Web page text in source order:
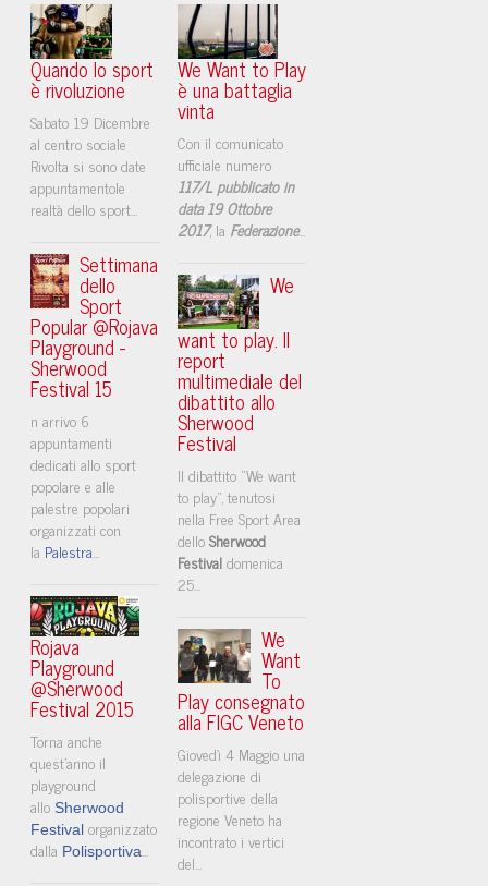
Quando lo sport
è rivoluzione
Sabato 19 Dicembre
al centro sociale
Rivolta si sono date
appuntamentole
realtà dello sport...
Settimana
dello
Sport
Popular @Rojava
Playground -
Sherwood
Festival 15
n arrivo 6
appuntamenti
dedicati allo sport
popolare e alle
palestre popolari
organizzati con
la Palestra
Rojava
Playground
@Sherwood
Festival 2015
Torna anche
quest'anno il
playground
allo Sherwood
Festival organizzato
dalla Polisportiva
We Want to Play
è una battaglia
vinta
Con il comunicato
ufficiale numero
117/L pubblicato in
data 19 Ottobre
2017, la Federazione...
We
want to play. Il
report
multimediale del
dibattito allo
Sherwood
Festival
Il dibattito “We want
to play”, tenutosi
nella Free Sport Area
delloSherwood
Festivaldomenica
25...
We
Want
To
Play consegnato
alla FIGC Veneto
Giovedì 4 Maggio una
delegazione di
polisportive della
regione Veneto ha
incontrato i vertici
del...